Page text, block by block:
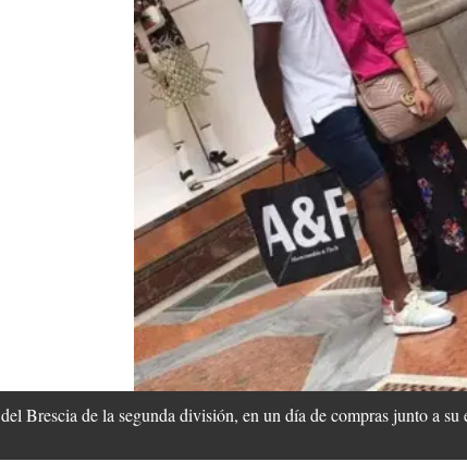
Brescia de la segunda división, en un día de compras junto a